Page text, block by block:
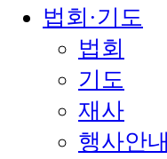
법회·기도
법회
기도
재사
행사안내